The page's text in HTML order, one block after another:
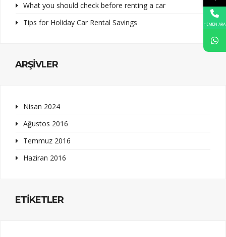
What you should check before renting a car
Tips for Holiday Car Rental Savings
ARŞIVLER
Nisan 2024
Ağustos 2016
Temmuz 2016
Haziran 2016
ETIKETLER
HEMEN ARA